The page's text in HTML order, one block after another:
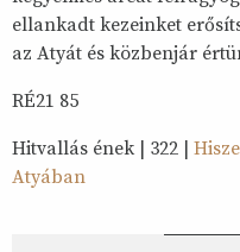
ellankadt kezeinket
az Atyát és közbenjár
RÉ21 85
Hitvallás ének | 322 |
Atyában